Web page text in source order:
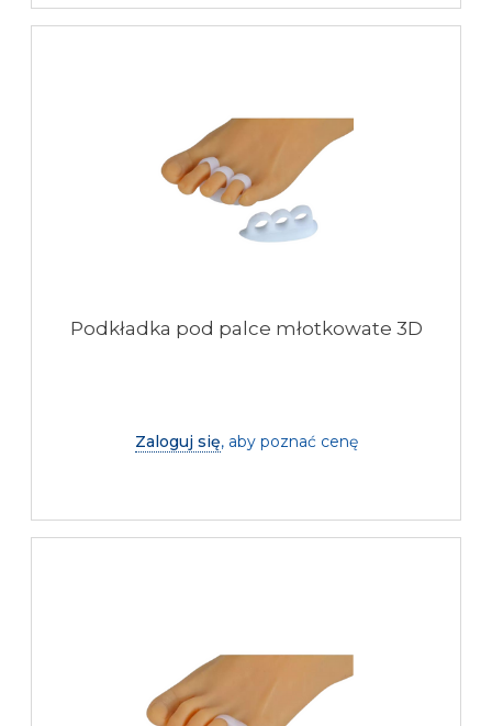
Podkładka pod palce młotkowate 3D
Zaloguj się, aby poznać cenę